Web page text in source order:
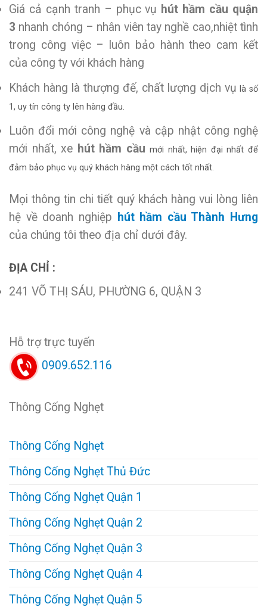
Giá cả cạnh tranh – phục vụ hút hầm cầu quận
3 nhanh chóng – nhân viên tay nghề cao,nhiệt tình
trong công việc – luôn bảo hành theo cam kết
của công ty với khách hàng
Khách hàng là thượng đế, chất lượng dịch vụ là số
1, uy tín công ty lên hàng đầu.
Luôn đổi mới công nghệ và cập nhật công nghệ
mới nhất, xe hút hầm cầumới nhất, hiện đại nhất để
đảm bảo phục vụ quý khách hàng một cách tốt nhất.
Mọi thông tin chi tiết quý khách hàng vui lòng liên
hệ về doanh nghiệp hút hầm cầu Thành Hưng
của chúng tôi theo địa chỉ dưới đây.
ĐỊA CHỈ :
241 VÕ THỊ SÁU, PHƯỜNG 6, QUẬN 3
Hỗ trợ trực tuyến
0909.652.116
Thông Cống Nghẹt
Thông Cống Nghẹt
Thông Cống Nghẹt Thủ Đức
Thông Cống Nghẹt Quận 1
Thông Cống Nghẹt Quận 2
Thông Cống Nghẹt Quận 3
Thông Cống Nghẹt Quận 4
Thông Cống Nghẹt Quận 5